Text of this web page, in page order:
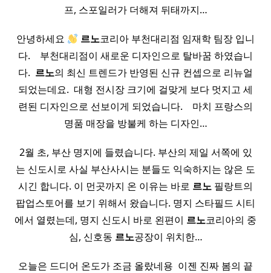
프, 스포일러가 더해져 뒤태까지…
안녕하세요 르노코리아 부천대리점 임재학 팀장 입니
다. ​ ​ ​ 부천대리점이 새로운 디자인으로 탈바꿈 하였습니
다. ​ 르노의 최신 트렌드가 반영된 신규 컨셉으로 리뉴얼
되었는데요. ​ 대형 전시장 크기에 걸맞게 보다 멋지고 세
련된 디자인으로 선보이게 되었습니다. ​ ​ ​ 마치 프랑스의
명품 매장을 방불케 하는 디자인…
2월 초, 부산 명지에 들렸습니다. 부산의 제일 서쪽에 있
는 신도시로 사실 부산사시는 분들도 익숙하지는 않은 도
시긴 합니다. 이 먼곳까지 온 이유는 바로 르노 필랑트의
팝업스토어를 보기 위해서 왔습니다. 명지 스타필드 시티
에서 열렸는데, 명지 신도시 바로 왼편이 르노코리아의 중
심, 신호동 르노공장이 위치한…
오늘은 드디어 온도가 조금 올랐네용 ​ 이젠 진짜 봄의 끝